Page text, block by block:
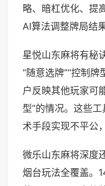
略、暗杠优化、提
AI算法调整牌局结
星悦山东麻将有秘
“随意选牌”“控制牌
户反映其他玩家可
型”的情况。这些
术手段实现不平公
微乐山东麻将深度
烟台玩法全覆盖。